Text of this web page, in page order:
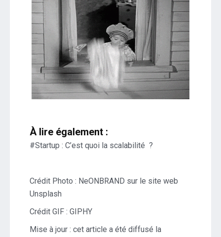
À lire également :
#Startup : C’est quoi la scalabilité ?
Crédit Photo : NeONBRAND sur le site web
Unsplash
Crédit GIF : GIPHY
Mise à jour : cet article a été diffusé la